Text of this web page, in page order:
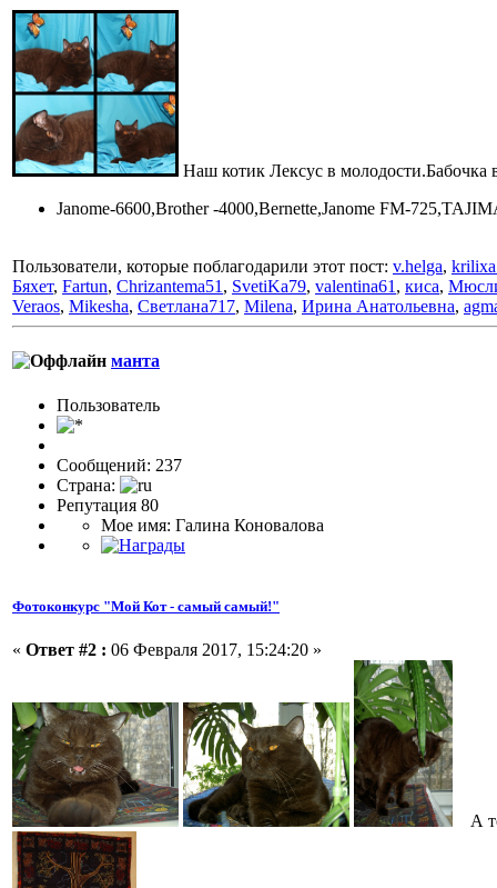
Наш котик Лексус в молодости.Бабочка
Janome-6600,Brother -4000,Bernette,Janome FM-
Пользователи, которые поблагодарили этот пост: v.helga,
Бяхет, Fartun, Chrizantema51 , SvetiKa79, valentina61 , киса,
Veraos, Mikesha, Светлана717, Milena, Ирина Анатольевна,
манта
Пользовaтeль
Сообщений: 237
Страна:
Репутация 80
Мое имя: Галина Коновалова
Фотоконкурс "Мой Кот - самый самый!"
« Ответ #2 : 06 Февраля 2017, 15:24:20 »
А